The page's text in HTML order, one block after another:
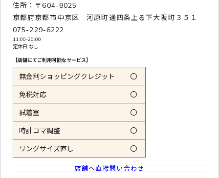
住所：〒604-8025
京都府京都市中京区 河原町通四条上る下大阪町３５１
075-229-6222
11:00-20:00
定休日:なし
【店舗にてご利用可能なサービス】
無金利ショッピングクレジット 〇
免税対応 〇
試着室 〇
時計コマ調整 〇
リングサイズ直し 〇
店舗へ直接問い合わせ